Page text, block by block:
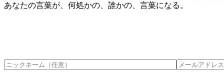
あなたの言葉が、何処かの、誰かの、言葉になる。